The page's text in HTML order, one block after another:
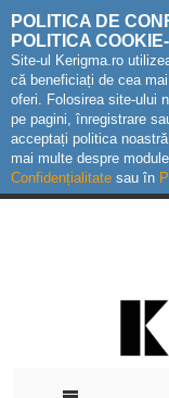
POLITICA DE
POLITICA
Site-ul Kerigma.ro
că beneficiați de cea
oferi. Folosirea site-ului
pe pagini, înregistrare
acceptați politica
mai multe despre
Confidențialitate sau în